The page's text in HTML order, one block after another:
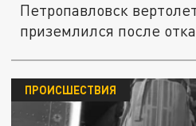
Петропавловск
приземлился после
ПРОИСШЕСТВИЯ